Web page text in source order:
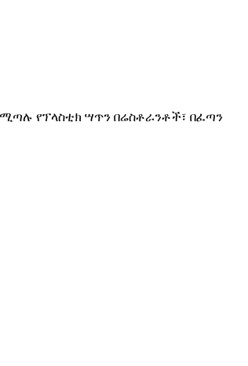
የፕላስቲክ ሣጥን በሬስቶራንቶች፣ በፈጣን